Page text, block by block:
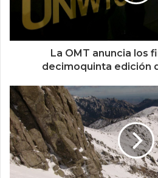
La OMT anuncia los
decimoquinta edición